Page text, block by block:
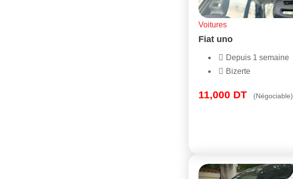
Voitures
Fiat uno
Depuis 1 semaine
Bizerte
11,000 DT (Négociable)